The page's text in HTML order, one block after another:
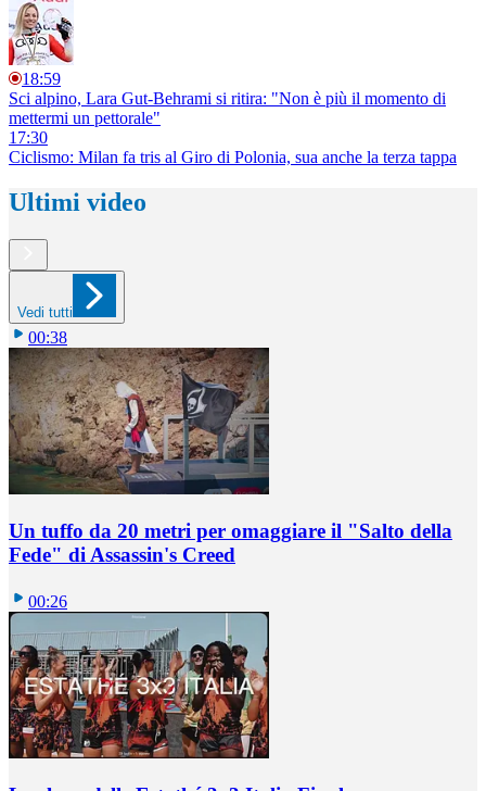
18:59
Sci alpino, Lara Gut-Behrami si ritira: "Non è più il momento di
mettermi un pettorale"
17:30
Ciclismo: Milan fa tris al Giro di Polonia, sua anche la terza tappa
Ultimi video
Vedi tutti
00:38
Un tuffo da 20 metri per omaggiare il "Salto della
Fede" di Assassin's Creed
00:26